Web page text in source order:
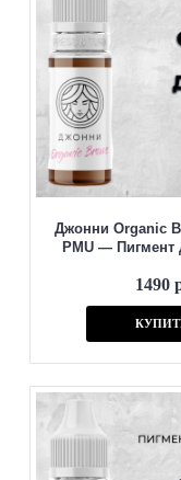
Коллекция включает
Купить
Джонни Organic
PMU — Пигмент
1490